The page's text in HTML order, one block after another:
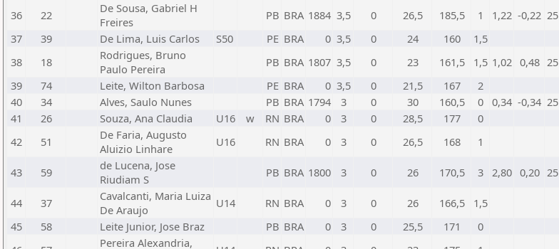
36 22
De Sousa, Gabriel H
Freires
PB BRA 1884 3,5 0 26,5 185,5 1 1,22 -0,22 25
37
39 De Lima, Luis Carlos S50 PE BRA 0 3,5 0 24 160
1,5
38
18
Rodrigues, Bruno
Paulo Pereira
PB BRA 1807 3,5 0 23 161,5 1,5 1,02 0,48 25
39
74 Leite, Wilton Barbosa PE BRA 0 3,5 0 21,5 167
2
40
34 Alves, Saulo Nunes PB BRA 1794 3 0 30 160,5 0 0,34 -0,34 25
41
26 Souza, Ana Claudia U16 w RN BRA 0 3 0 28,5 177
0
42
51
De Faria, Augusto
Aluizio Linhare
U16 RN BRA 0 3 0 26,5 168 1
43 59
de Lucena, Jose
Riudiam S
PB BRA 1800 3 0 26 170,5 3 2,80 0,20 25
44 37
Cavalcanti, Maria Luiza
De Araujo
U14 RN BRA 0 3 0 26 166,5
1,5
45
58 Leite Junior, Jose Braz PB BRA 0 3 0 25,5 171
0
Pereira Alexandria,